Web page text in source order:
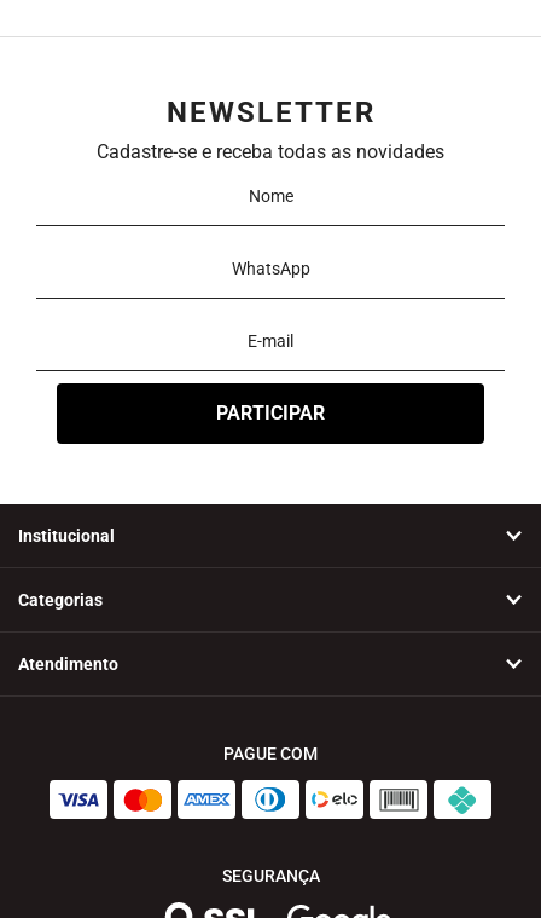
NEWSLETTER
Cadastre-se e receba todas as novidades
Institucional
Categorias
Atendimento
PAGUE COM
SEGURANÇA